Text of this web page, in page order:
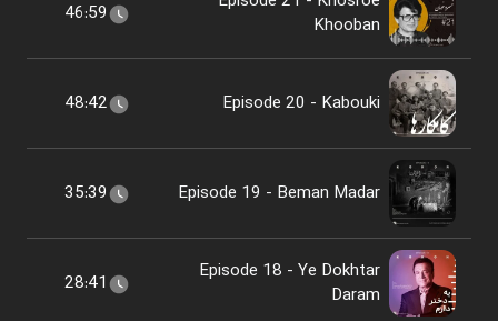
Khooban
46:59
Episode 20 - Kabouki
48:42
Episode 19 - Beman Madar
35:39
Episode 18 - Ye Dokhtar
Daram
28:41